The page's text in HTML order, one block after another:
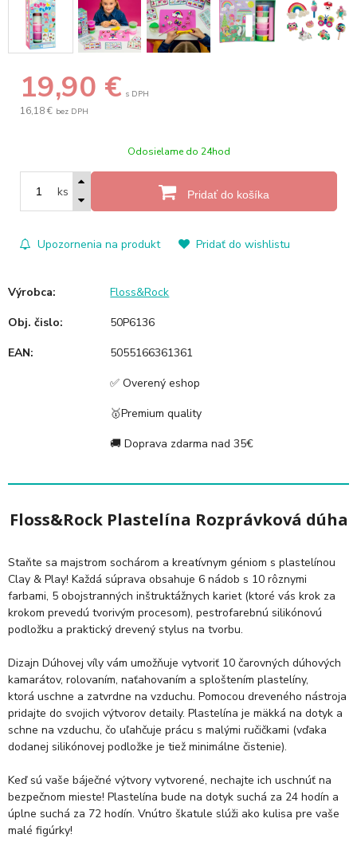
19,90 € s DPH
16,18 € bez DPH
Odosielame do 24hod
ks Pridať do košíka
Upozornenia na produkt Pridať do wishlistu
Výrobca:
Floss&Rock
Obj. čislo:
50P6136
EAN:
5055166361361
✅ Overený eshop
🥇Premium quality
🚚 Doprava zdarma nad 35€
Floss&Rock Plastelína Rozprávková dúha
Staňte sa majstrom sochárom a kreatívnym géniom s plastelínou
Clay & Play! Každá súprava obsahuje 6 nádob s 10 rôznymi
farbami, 5 obojstranných inštruktážnych kariet (ktoré vás krok za
krokom prevedú tvorivým procesom), pestrofarebnú silikónovú
podložku a praktický drevený stylus na tvorbu.
Dizajn Dúhovej víly vám umožňuje vytvoriť 10 čarovných dúhových
kamarátov, rolovaním, naťahovaním a sploštením plastelíny,
ktorá uschne a zatvrdne na vzduchu. Pomocou dreveného nástroja
pridajte do svojich výtvorov detaily. Plastelína je mäkká na dotyk a
schne na vzduchu, čo uľahčuje prácu s malými ručičkami (vďaka
dodanej silikónovej podložke je tiež minimálne čistenie).
Keď sú vaše báječné výtvory vytvorené, nechajte ich uschnúť na
bezpečnom mieste! Plastelína bude na dotyk suchá za 24 hodín a
úplne suchá za 72 hodín. Vnútro škatule slúži ako kulisa pre vaše
malé figúrky!